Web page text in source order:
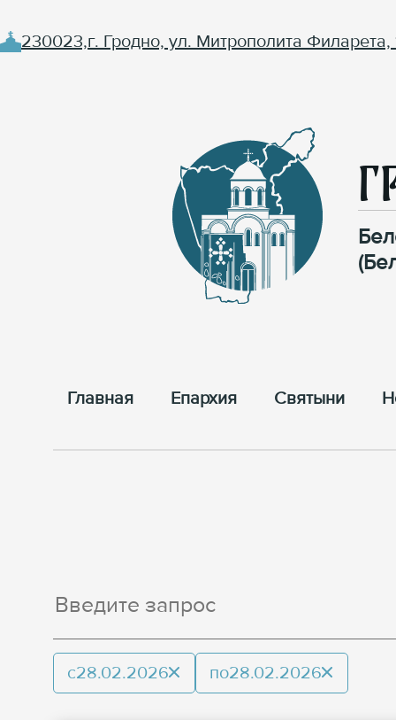
230023,г. Гродно, ул. Митрополита Филарета,
Главная Епархия Cвятыни
с28.02.2026 по28.02.2026